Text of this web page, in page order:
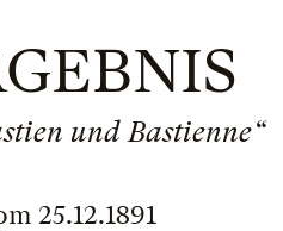
und Bastienne“
25.12.1891